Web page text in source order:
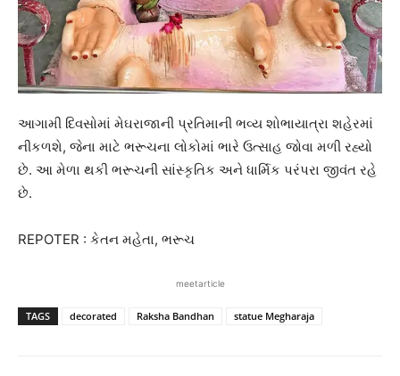
આગામી દિવસોમાં મેઘરાજાની પ્રતિમાની ભવ્ય શોભાયાત્રા શહેરમાં
નીકળશે, જેના માટે ભરૂચના લોકોમાં ભારે ઉત્સાહ જોવા મળી રહ્યો
છે. આ મેળા થકી ભરૂચની સાંસ્કૃતિક અને ધાર્મિક પરંપરા જીવંત રહે
છે.
REPOTER : કેતન મહેતા, ભરૂચ
meetarticle
TAGS decorated Raksha Bandhan statue Megharaja